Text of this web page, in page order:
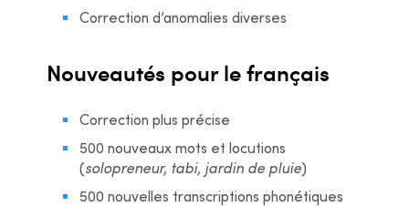
Correction d’anomalies diverses
Nouveautés pour le français
Correction plus précise
500 nouveaux mots et locutions
(solopreneur, tabi, jardin de pluie)
500 nouvelles transcriptions phonétiques